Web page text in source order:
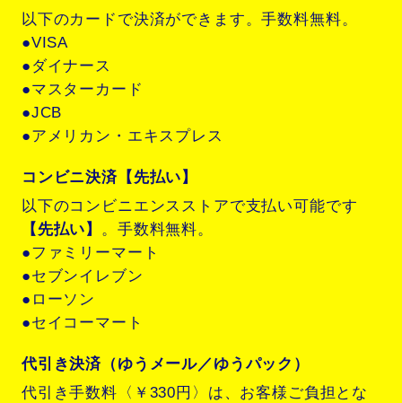
以下のカードで決済ができます。手数料無料。
●VISA
●ダイナース
●マスターカード
●JCB
●アメリカン・エキスプレス
コンビニ決済【先払い】
以下のコンビニエンスストアで支払い可能です
【先払い】 。手数料無料。
●ファミリーマート
●セブンイレブン
●ローソン
●セイコーマート
代引き決済（ゆうメール／ゆうパック）
代引き手数料〈￥330円〉は、お客様ご負担とな